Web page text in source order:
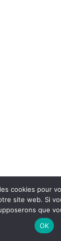
cookies pour
site web. Si
que
OK